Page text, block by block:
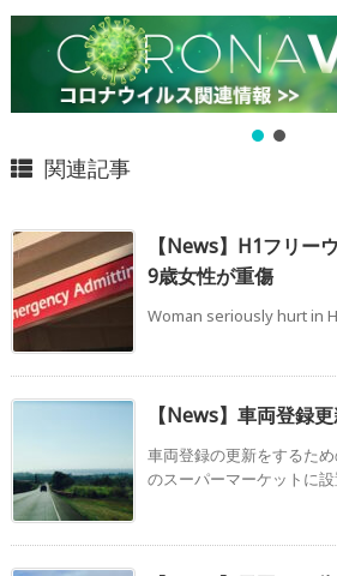
関連記事
【News】H1フリー
9歳女性が重傷
Woman seriously hurt in
【News】車両登録
車両登録の更新をするた
のスーパーマーケットに